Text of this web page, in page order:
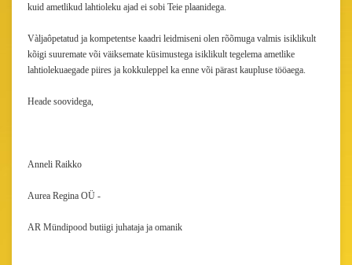
kuid ametlikud lahtioleku ajad ei sobi Teie plaanidega.
Vàljaôpetatud ja kompetentse kaadri leidmiseni olen rõõmuga valmis isiklikult
kõigi suuremate või väiksemate küsimustega isiklikult tegelema ametlike
lahtiolekuaegade piires ja kokkuleppel ka enne või pärast kaupluse tööaega.
Heade soovidega,
Anneli Raikko
Aurea Regina OÜ -
AR Mündipood butiigi juhataja ja omanik